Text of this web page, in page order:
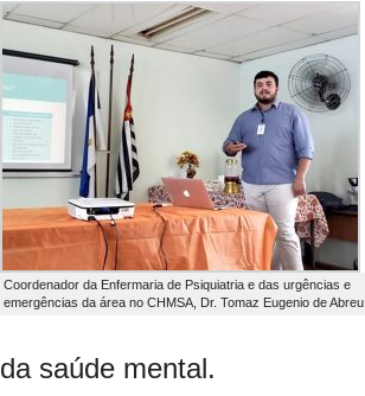
Coordenador da Enfermaria de Psiquiatria e das urgências e
emergências da área no CHMSA, Dr. Tomaz Eugenio de Abreu
da saúde mental.